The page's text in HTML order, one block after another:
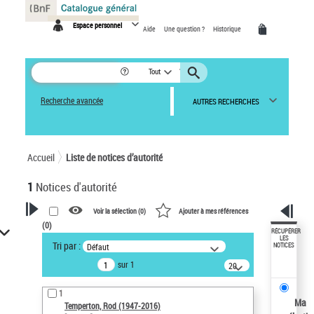
Espace personnel Aide Une question ? Historique
Tout
Recherche avancée AUTRES RECHERCHES
Accueil Liste de notices d’autorité
1 Notices d'autorité
VOTRE RECHERCHE
Recherche avancée dans les
notices d’autorité
Œuvres liées à l'auteur :
Temperton, Rod (1947-2016)
Voir la sélection (0) Ajouter à mes références
(0)
Tri par : Défaut
sur 1
20
résultats/page
1
Temperton, Rod (1947-2016)
RÉCUPÉRER
LES
NOTICES
Ma
Panneau de gestion des cookies